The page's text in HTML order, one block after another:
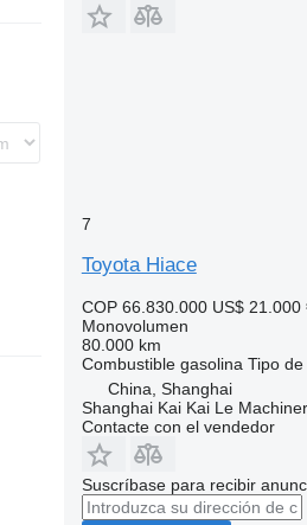
7
Toyota Hiace
COP 66.830.000 US$ 21.000
Monovolumen
80.000 km
Combustible gasolina Tipo
China, Shanghai
Shanghai Kai Kai Le
Contacte con el vendedor
Suscríbase para recibir